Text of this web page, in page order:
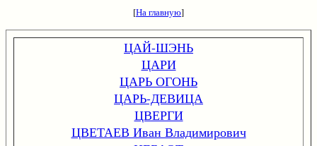
[На главную]
ЦАЙ-ШЭНЬ
ЦАРИ
ЦАРЬ ОГОНЬ
ЦАРЬ-ДЕВИЦА
ЦВЕРГИ
ЦВЕТАЕВ Иван Владимирович